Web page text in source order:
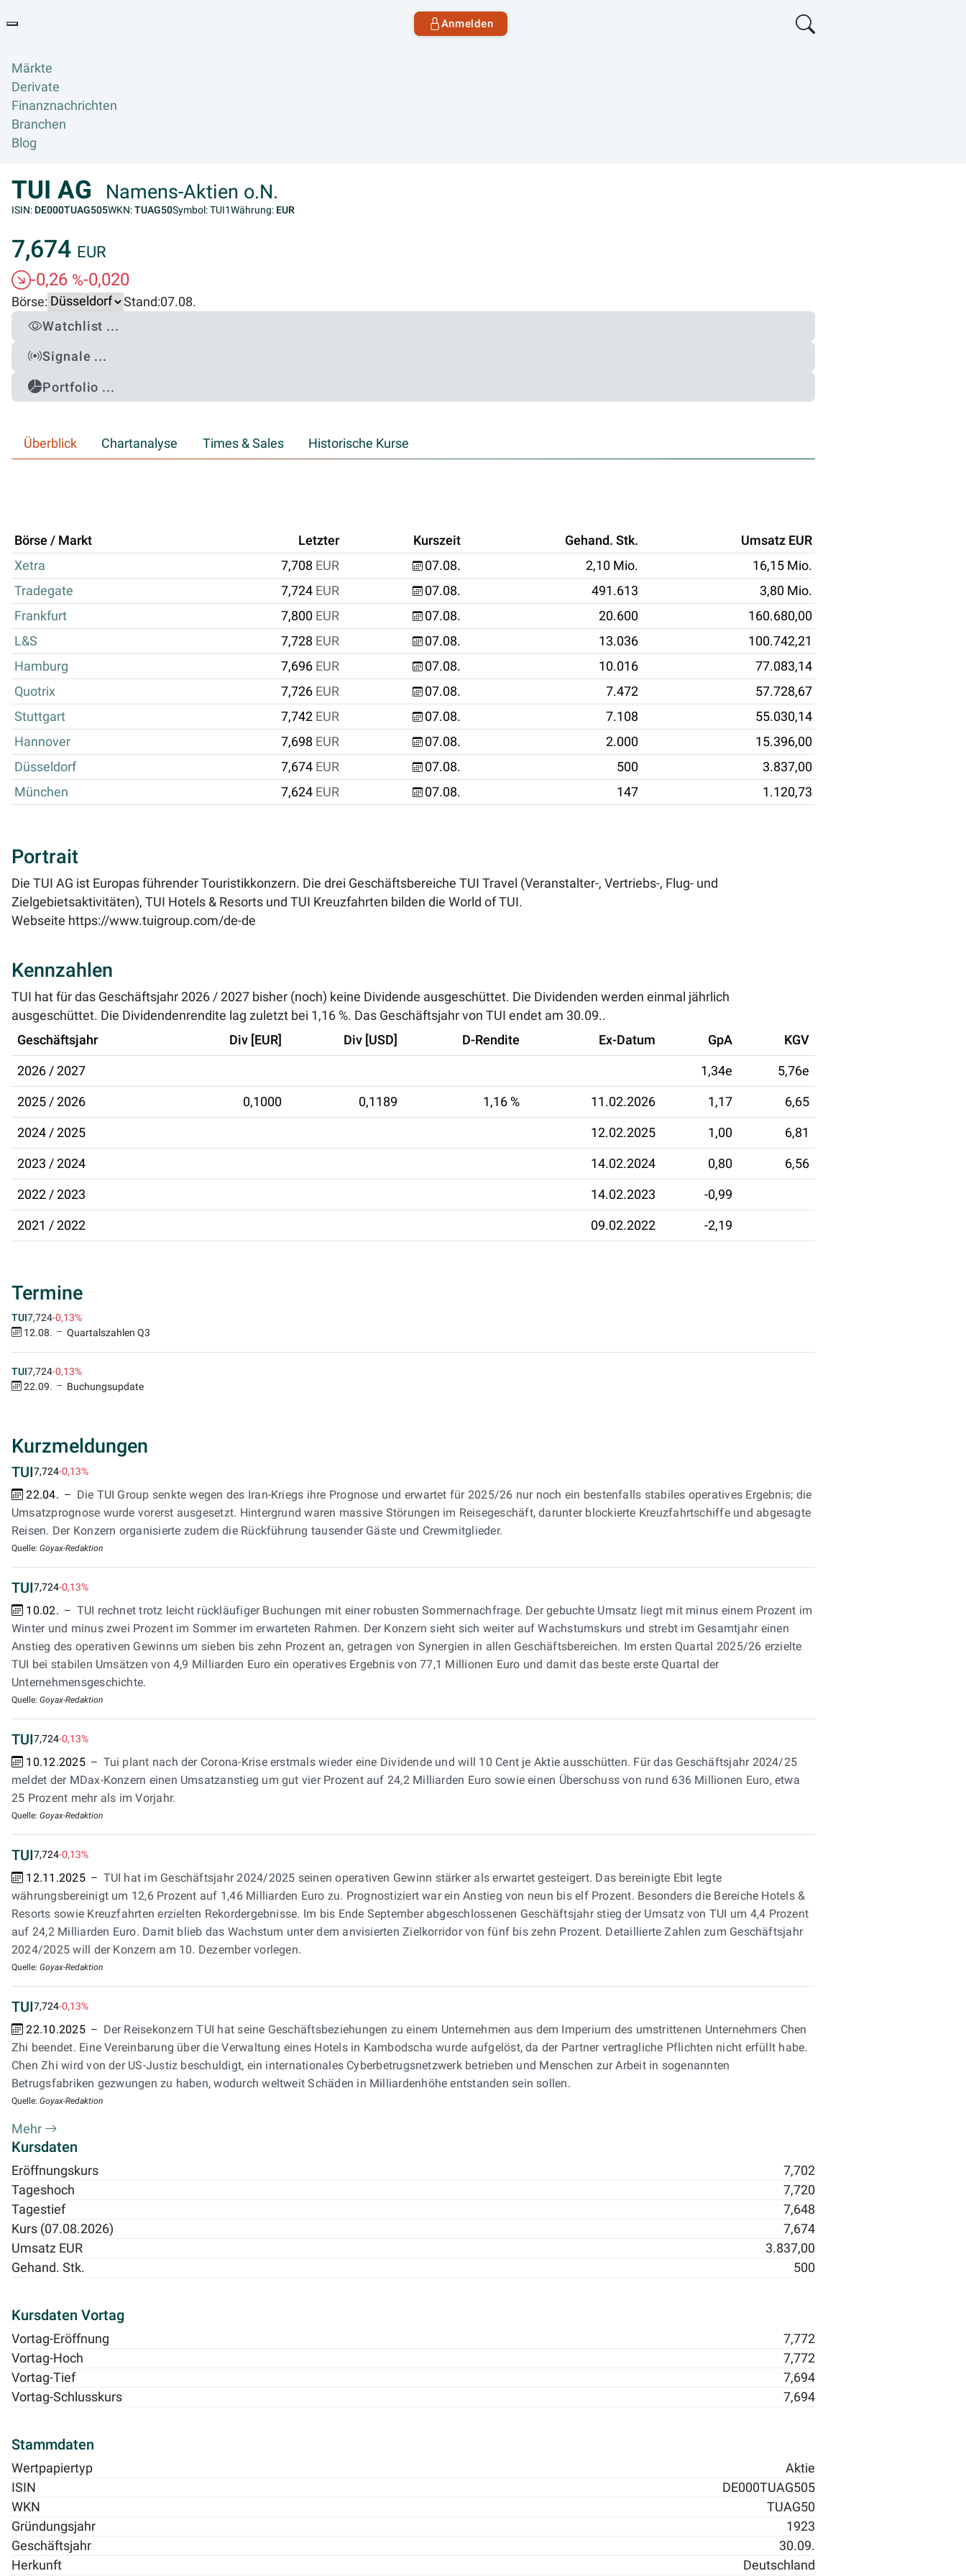
Anmelden
Märkte
Derivate
Finanznachrichten
Branchen
Blog
TUI AG Namens-Aktien o.N.
ISIN: DE000TUAG505WKN:TUAG50Symbol: TUI1Währung: EUR
7,674 EUR
-0,26 %-0,020
Börse: Stand:07.08.
Watchlist ...
Signale ...
Portfolio ...
Überblick Chartanalyse Times & Sales Historische Kurse
Börse / Markt Letzter Kurszeit Gehand. Stk.
Umsatz EUR
Xetra
7,708 EUR 07.08. 2,10 Mio.
16,15 Mio.
Tradegate
7,724 EUR 07.08. 491.613
3,80 Mio.
Frankfurt
7,800 EUR 07.08. 20.600
160.680,00
L&S
7,728 EUR 07.08. 13.036
100.742,21
Hamburg
7,696 EUR 07.08. 10.016
77.083,14
Quotrix
7,726 EUR 07.08. 7.472
57.728,67
Stuttgart
7,742 EUR 07.08. 7.108
55.030,14
Hannover
7,698 EUR 07.08. 2.000
15.396,00
Düsseldorf
7,674 EUR 07.08. 500
3.837,00
München
7,624 EUR 07.08. 147 1.120,73
Portrait
Die TUI AG ist Europas führender Touristikkonzern. Die drei Geschäftsbereiche TUI Travel (Veranstalter-, Vertriebs-, Flug- und
Zielgebietsaktivitäten), TUI Hotels & Resorts und TUI Kreuzfahrten bilden die World of TUI.
Webseite https://www.tuigroup.com/de-de
Kennzahlen
TUI hat für das Geschäftsjahr 2026 / 2027 bisher (noch) keine Dividende ausgeschüttet. Die Dividenden werden einmal jährlich
ausgeschüttet. Die Dividendenrendite lag zuletzt bei 1,16 %. Das Geschäftsjahr von TUI endet am 30.09..
Geschäftsjahr
Div [EUR] Div [USD] D-Rendite Ex-Datum GpA KGV
2026 / 2027 1,34e 5,76e
2025 / 2026 0,1000 0,1189 1,16 % 11.02.2026 1,17 6,65
2024 / 2025 12.02.2025 1,00 6,81
2023 / 2024 14.02.2024 0,80 6,56
2022 / 2023 14.02.2023 -0,99
2021 / 2022 09.02.2022 -2,19
Termine
TUI7,724-0,13%
12.08.
Quartalszahlen Q3
TUI7,724-0,13%
22.09.
Buchungsupdate
Kurzmeldungen
TUI7,724-0,13%
22.04.
Die TUI Group senkte wegen des Iran-Kriegs ihre Prognose und erwartet für 2025/26 nur noch ein bestenfalls stabiles operatives Ergebnis; die
Umsatzprognose wurde vorerst ausgesetzt. Hintergrund waren massive Störungen im Reisegeschäft, darunter blockierte Kreuzfahrtschiffe und abgesagte
Reisen. Der Konzern organisierte zudem die Rückführung tausender Gäste und Crewmitglieder.
Quelle: Goyax-Redaktion
TUI7,724-0,13%
10.02.
TUI rechnet trotz leicht rückläufiger Buchungen mit einer robusten Sommernachfrage. Der gebuchte Umsatz liegt mit minus einem Prozent im
Winter und minus zwei Prozent im Sommer im erwarteten Rahmen. Der Konzern sieht sich weiter auf Wachstumskurs und strebt im Gesamtjahr einen
Anstieg des operativen Gewinns um sieben bis zehn Prozent an, getragen von Synergien in allen Geschäftsbereichen. Im ersten Quartal 2025/26 erzielte
TUI bei stabilen Umsätzen von 4,9 Milliarden Euro ein operatives Ergebnis von 77,1 Millionen Euro und damit das beste erste Quartal der
Unternehmensgeschichte.
Quelle: Goyax-Redaktion
TUI7,724-0,13%
10.12.2025
Tui plant nach der Corona-Krise erstmals wieder eine Dividende und will 10 Cent je Aktie ausschütten. Für das Geschäftsjahr 2024/25
meldet der MDax-Konzern einen Umsatzanstieg um gut vier Prozent auf 24,2 Milliarden Euro sowie einen Überschuss von rund 636 Millionen Euro, etwa
25 Prozent mehr als im Vorjahr.
Quelle: Goyax-Redaktion
TUI7,724-0,13%
12.11.2025
TUI hat im Geschäftsjahr 2024/2025 seinen operativen Gewinn stärker als erwartet gesteigert. Das bereinigte Ebit legte
währungsbereinigt um 12,6 Prozent auf 1,46 Milliarden Euro zu. Prognostiziert war ein Anstieg von neun bis elf Prozent. Besonders die Bereiche Hotels &
Resorts sowie Kreuzfahrten erzielten Rekordergebnisse. Im bis Ende September abgeschlossenen Geschäftsjahr stieg der Umsatz von TUI um 4,4 Prozent
auf 24,2 Milliarden Euro. Damit blieb das Wachstum unter dem anvisierten Zielkorridor von fünf bis zehn Prozent. Detaillierte Zahlen zum Geschäftsjahr
2024/2025 will der Konzern am 10. Dezember vorlegen.
Quelle: Goyax-Redaktion
TUI7,724-0,13%
22.10.2025
Der Reisekonzern TUI hat seine Geschäftsbeziehungen zu einem Unternehmen aus dem Imperium des umstrittenen Unternehmers Chen
Zhi beendet. Eine Vereinbarung über die Verwaltung eines Hotels in Kambodscha wurde aufgelöst, da der Partner vertragliche Pflichten nicht erfüllt habe.
Chen Zhi wird von der US-Justiz beschuldigt, ein internationales Cyberbetrugsnetzwerk betrieben und Menschen zur Arbeit in sogenannten
Betrugsfabriken gezwungen zu haben, wodurch weltweit Schäden in Milliardenhöhe entstanden sein sollen.
Quelle: Goyax-Redaktion
Mehr
Kursdaten
Eröffnungskurs
7,702
Tageshoch
7,720
Tagestief
7,648
Kurs (07.08.2026)
7,674
Umsatz EUR
3.837,00
Gehand. Stk.
500
Kursdaten Vortag
Vortag-Eröffnung
7,772
Vortag-Hoch
7,772
Vortag-Tief
7,694
Vortag-Schlusskurs
7,694
Stammdaten
Wertpapiertyp
Aktie
ISIN
DE000TUAG505
WKN
TUAG50
Gründungsjahr
1923
Geschäftsjahr
30.09.
Herkunft
Deutschland